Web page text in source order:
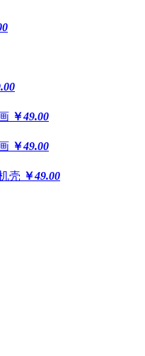
￥49.00
￥49.00
壳 ￥49.00